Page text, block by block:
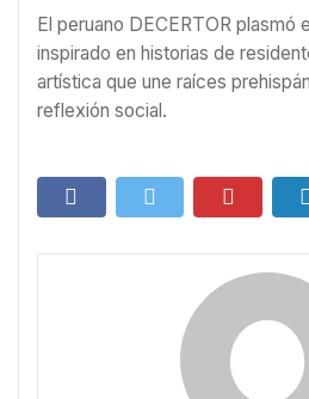
El peruano DECERTOR plasmó
inspirado en historias de
artística que une raíces
reflexión social.